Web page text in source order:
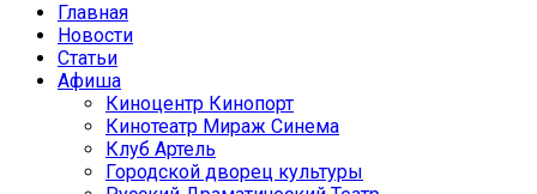
Главная
Новости
Статьи
Афиша
Киноцентр Кинопорт
Кинотеатр Мираж Синема
Клуб Артель
Городской дворец культуры